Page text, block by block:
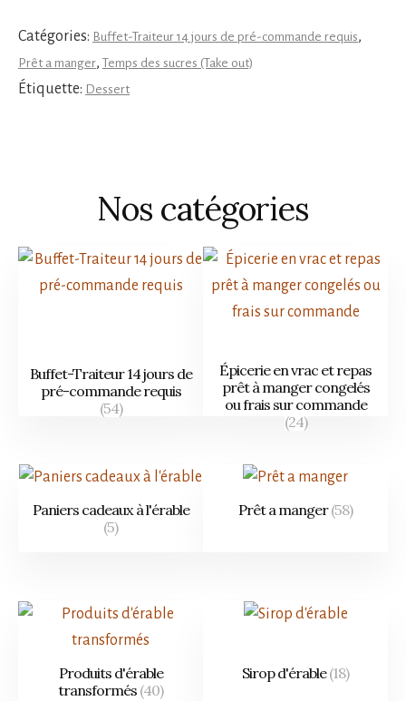
Catégories: Buffet-Traiteur 14 jours de pré-commande requis,
Prêt a manger, Temps des sucres (Take out)
Étiquette: Dessert
Nos catégories
Buffet-Traiteur 14 jours de
pré-commande requis
(54)
Épicerie en vrac et repas
prêt à manger congelés
ou frais sur commande
(24)
Paniers cadeaux à l'érable
(5)
Prêt a manger(58)
Produits d'érable
transformés (40)
Sirop d'érable(18)